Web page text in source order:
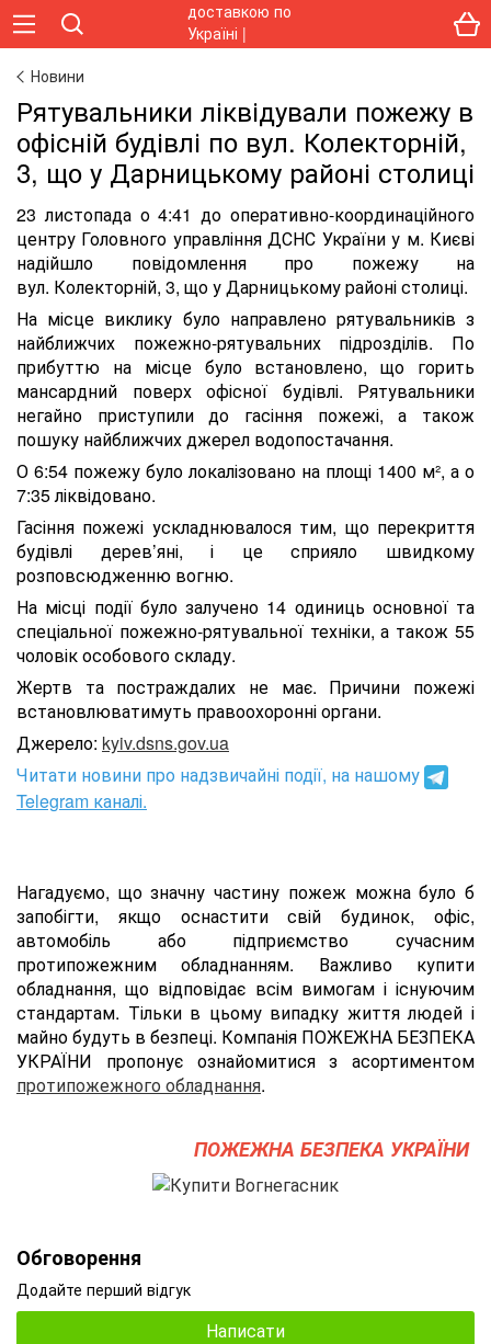
Новини
Рятувальники ліквідували пожежу в
офісній будівлі по вул. Колекторній,
3, що у Дарницькому районі столиці
23 листопада о 4:41 до оперативно-координаційного
центру Головного управління ДСНС України у м. Києві
надійшло повідомлення про пожежу на
вул. Колекторній, 3, що у Дарницькому районі столиці.
На місце виклику було направлено рятувальників з
найближчих пожежно-рятувальних підрозділів. По
прибуттю на місце було встановлено, що горить
мансардний поверх офісної будівлі. Рятувальники
негайно приступили до гасіння пожежі, а також
пошуку найближчих джерел водопостачання.
О 6:54 пожежу було локалізовано на площі 1400 м², а о
7:35 ліквідовано.
Гасіння пожежі ускладнювалося тим, що перекриття
будівлі дерев’‎яні, і це сприяло швидкому
розповсюдженню вогню.
На місці події було залучено 14 одиниць основної та
спеціальної пожежно-рятувальної техніки, а також 55
чоловік особового складу.
Жертв та постраждалих не має. Причини пожежі
встановлюватимуть правоохоронні органи.
Джерело: kyiv.dsns.gov.ua
Читати новини про надзвичайні події, на нашому
Telegram каналі.
Нагадуємо, що значну частину пожеж можна було б
запобігти, якщо оснастити свій будинок, офіс,
автомобіль або підприємство сучасним
протипожежним обладнанням. Важливо купити
обладнання, що відповідає всім вимогам і існуючим
стандартам. Тільки в цьому випадку життя людей і
майно будуть в безпеці. Компанія ПОЖЕЖНА БЕЗПЕКА
УКРАЇНИ пропонує ознайомитися з асортиментом
протипожежного обладнання.
ПОЖЕЖНА БЕЗПЕКА УКРАЇНИ
Обговорення
Додайте перший відгук
Написати